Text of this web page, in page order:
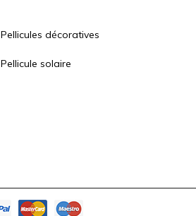
Pellicules décoratives
Pellicule solaire